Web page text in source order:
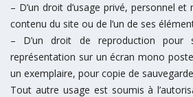
– D’un droit d’usage privé, personnel
contenu du site ou de l’un de ses
– D’un droit de reproduction pour
représentation sur un écran mono
un exemplaire, pour copie de
Tout autre usage est soumis à